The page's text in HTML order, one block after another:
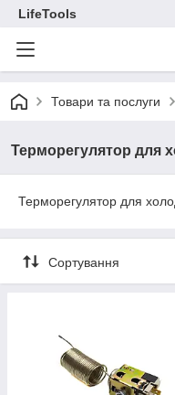
LifeTools
Товари та послуги
Терморегулятор для
Терморегулятор для
Сортування